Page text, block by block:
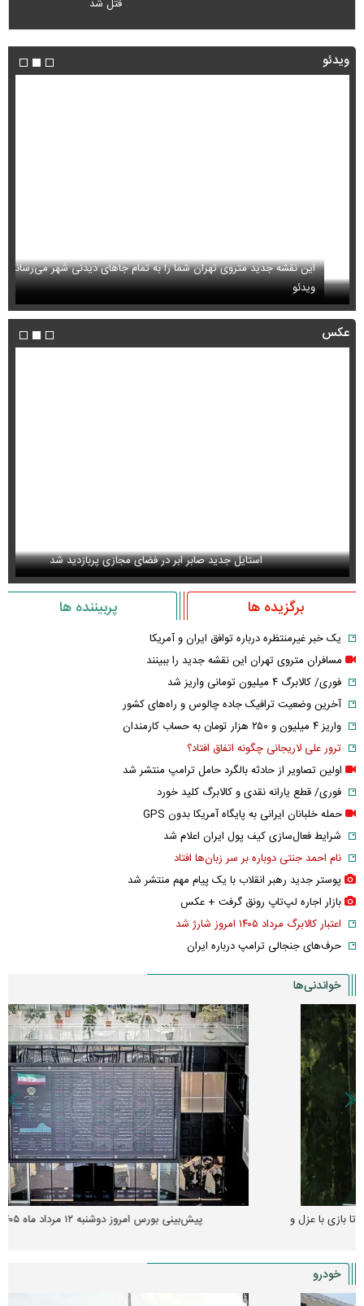
قتل شد
ویدئو
این نقشه جدید متروی تهران شما را به تمام جاهای دیدنی شهر می‌رساند +
ویدئو
عکس
استایل جدید صابر ابر در فضای مجازی پربازدید شد
برگزیده ها پربیننده ها
یک خبر غیرمنتظره درباره توافق ایران و آمریکا
مسافران متروی تهران این نقشه جدید را ببینند
فوری/ کالابرگ ۴ میلیون تومانی واریز شد
آخرین وضعیت ترافیک جاده چالوس و راه‌های کشور
واریز ۴ میلیون و ۲۵۰ هزار تومان به حساب کارمندان
ترور علی لاریجانی چگونه اتفاق افتاد؟
اولین تصاویر از حادثه بالگرد حامل ترامپ منتشر شد
فوری/ قطع یارانه نقدی و کالابرگ کلید خورد
حمله خلبانان ایرانی به پایگاه آمریکا بدون GPS
شرایط فعال‌سازی کیف پول ایران اعلام شد
نام احمد جنتی دوباره بر سر زبان‌ها افتاد
پوستر جدید رهبر انقلاب با یک پیام مهم منتشر شد
بازار اجاره لپ‌تاپ رونق گرفت + عکس
اعتبار کالابرگ مرداد ۱۴۰۵ امروز شارژ شد
حرف‌های جنجالی ترامپ درباره ایران
خواندنی‌ها
پیش‌بینی بورس امروز دوشنبه ۱۲ مرداد ماه ۱۴۰۵
خودرو